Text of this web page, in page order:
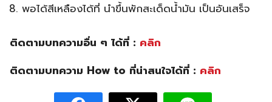
พอได้สีเหลืองได้ที่ นำขึ้นพักสะเด็ดน้ำมัน เป็นอันเสร็จ
ติดตามบทความอื่น ๆ ได้ที่ : คลิก
ติดตามบทความ How to ที่น่าสนใจได้ที่ : คลิก